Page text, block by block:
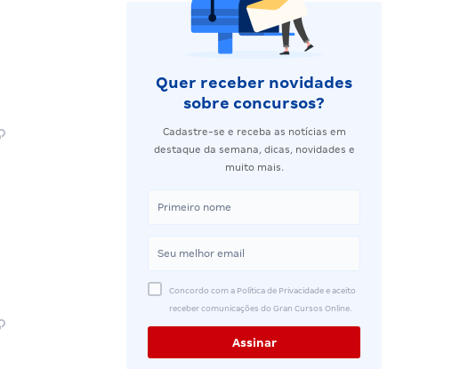
Quer receber novidades
sobre concursos?
Cadastre-se e receba as notícias em
destaque da semana, dicas, novidades e
muito mais.
Concordo com a Política de Privacidade e aceito
receber comunicações do Gran Cursos Online.